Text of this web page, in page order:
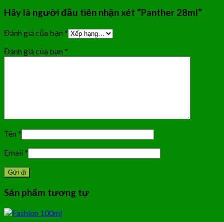
Hãy là người đầu tiên nhận xét “Panther 28ml”
Đánh giá của bạn *
Đánh giá của bạn *
Tên *
Email *
Sản phẩm tương tự